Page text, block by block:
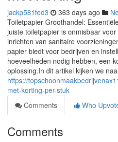
jackp581fed3 363 days ago
Toiletpapier Groothandel:
juiste toiletpapier is onmisbaar
inrichten van sanitaire
papier biedt voor bedrijven en
hoeveelheden nodig hebben, een
oplossing.In dit artikel kijken we
https://
met-korting-per-stuk
Comments
Who
Comments